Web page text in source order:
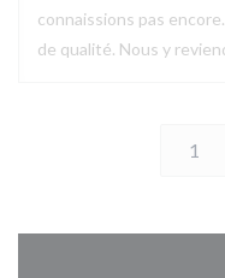
connaissions pas
de qualité. Nous y
1